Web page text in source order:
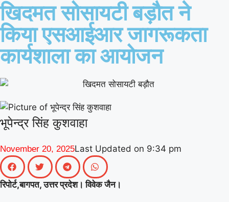
शिक्षाविद् डॉ. सत्यवीर सिंह को समग्र शिक्षा
(माध्यमिक) के जिला समन्वयक का प्रभार
| गिनीज वर्ल्ड रिकॉर्ड की खुशी से गूंजा माय
यूथ क्लब के नेचर नीड्स यू अभियान ने
को दिया बढ़ावा
रिकॉर्ड समारोह में जब दिखे बागपत के अमन,
खिदमत सोसायटी बड़ौत ने
किया एसआईआर जागरूकता
कार्यशाला का आयोजन
भूपेन्द्र सिंह कुशवाहा
November 20, 2025Last Updated on 9:34 pm
रिपोर्ट,बागपत, उत्तर प्रदेश। विवेक जैन।